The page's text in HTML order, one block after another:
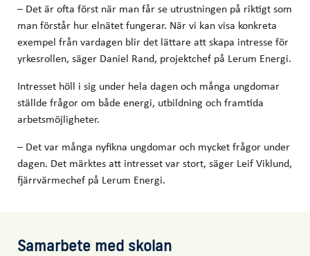
– Det är ofta först när man får se utrustningen på riktigt som
man förstår hur elnätet fungerar. När vi kan visa konkreta
exempel från vardagen blir det lättare att skapa intresse för
yrkesrollen, säger Daniel Rand, projektchef på Lerum Energi.
Intresset höll i sig under hela dagen och många ungdomar
ställde frågor om både energi, utbildning och framtida
arbetsmöjligheter.
– Det var många nyfikna ungdomar och mycket frågor under
dagen. Det märktes att intresset var stort, säger Leif Viklund,
fjärrvärmechef på Lerum Energi.
Samarbete med skolan